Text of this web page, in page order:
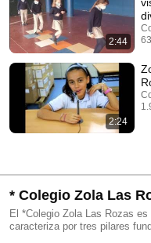
2:44
2:24
* Colegio Zola Las
El *Colegio Zola Las Rozas
caracteriza por tres pilares